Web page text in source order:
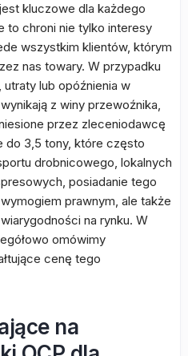
kluczowe dla każdego
to chroni nie tylko interesy
wszystkim klientów, którym
nas towary. W przypadku
lub opóźnienia w
z winy przewoźnika,
przez zleceniodawcę
do 3,5 tony, które często
drobnicowego, lokalnych
posiadanie tego
prawnym, ale także
na rynku. W
omówimy
cenę tego
na